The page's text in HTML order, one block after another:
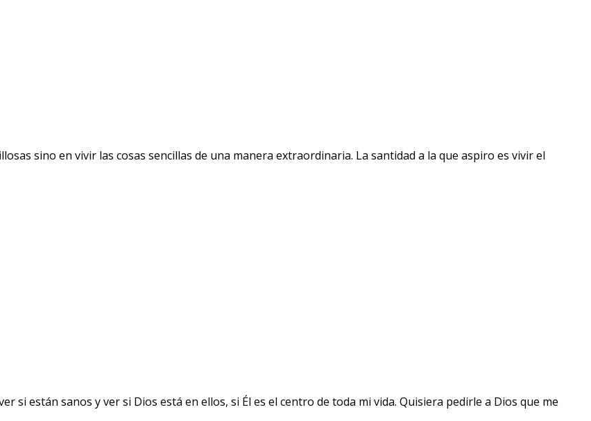
sino en vivir las cosas sencillas de una manera extraordinaria. La santidad a la que aspiro es vivir el
si están sanos y ver si Dios está en ellos, si Él es el centro de toda mi vida. Quisiera pedirle a Dios que me